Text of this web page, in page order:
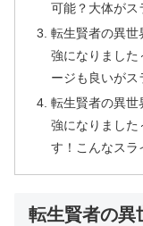
可能？大体がス
転生賢者の異世
強になりまし
ージも良いがス
転生賢者の異世
強になりました
す！こんなスラ
転生賢者の異